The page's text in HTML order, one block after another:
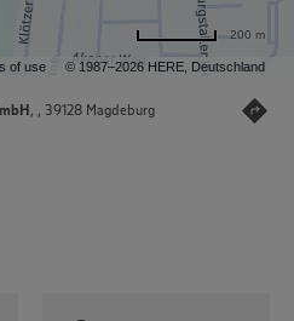
of use © 1987–2026 HERE, Deutschland
200 m
, , 39128 Magdeburg